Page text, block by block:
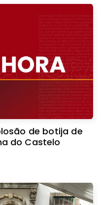
de botija de
do Castelo